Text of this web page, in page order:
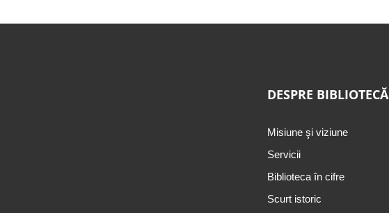
DESPRE BIBLIOTECĂ
Misiune şi viziune
Servicii
Biblioteca în cifre
Scurt istoric